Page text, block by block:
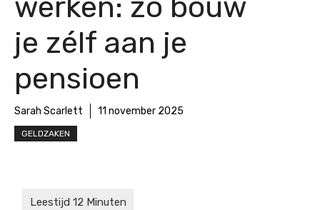
werken: zo bouw
je zélf aan je
pensioen
Sarah Scarlett 11 november 2025
GELDZAKEN